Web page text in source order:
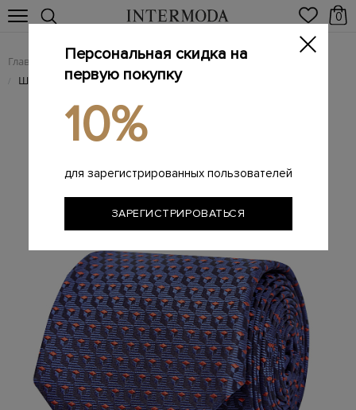
0
Главная Мужчинам / Аксессуары / Галстуки
/ Шелковый галстук ручной работы с 3D-эффектом
Персональная скидка на
первую покупку
10%
для зарегистрированных пользователей
ЗАРЕГИСТРИРОВАТЬСЯ